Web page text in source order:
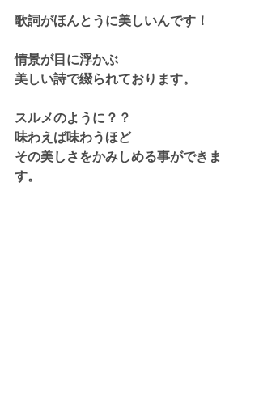
歌詞がほんとうに美しいんです！
情景が目に浮かぶ
美しい詩で綴られております。
スルメのように？？
味わえば味わうほど
その美しさをかみしめる事ができま
す。